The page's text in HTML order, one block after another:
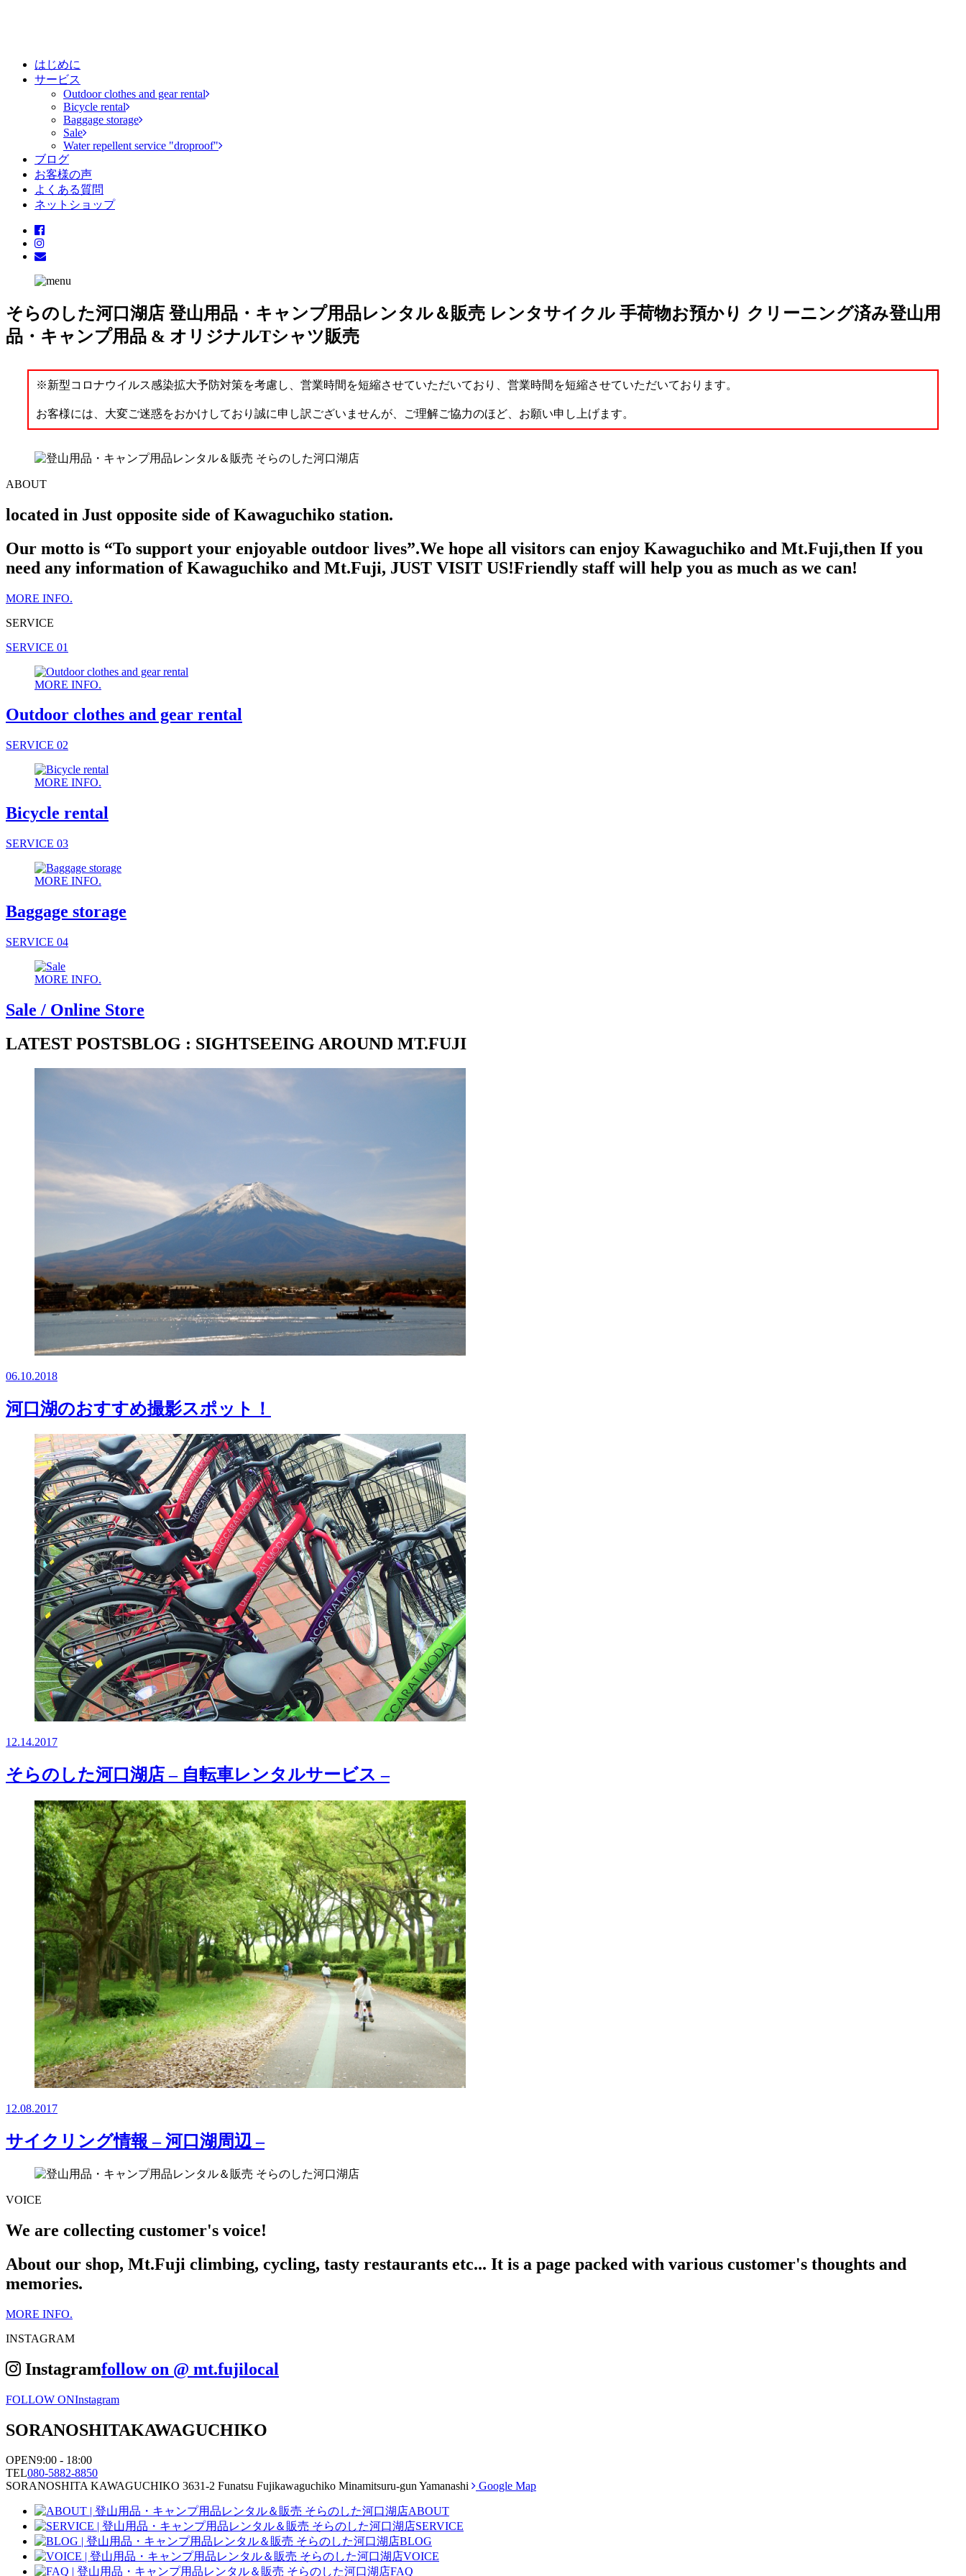
はじめに
サービス
Outdoor clothes and gear rental
Bicycle rental
Baggage storage
Sale
Water repellent service "droproof"
ブログ
お客様の声
よくある質問
ネットショップ
そらのした河口湖店 登山用品・キャンプ用品レンタル＆販売 レンタサイクル 手荷物お預かり クリーニング済み登山用
品・キャンプ用品 & オリジナルTシャツ販売
※新型コロナウイルス感染拡大予防対策を考慮し、営業時間を短縮させていただいており、営業時間を短縮させていただいております。
お客様には、大変ご迷惑をおかけしており誠に申し訳ございませんが、ご理解ご協力のほど、お願い申し上げます。
ABOUT
located in Just opposite side of Kawaguchiko station.
Our motto is “To support your enjoyable outdoor lives”.We hope all visitors can enjoy Kawaguchiko and Mt.Fuji,then If you
need any information of Kawaguchiko and Mt.Fuji, JUST VISIT US!Friendly staff will help you as much as we can!
MORE INFO.
SERVICE
SERVICE 01
MORE INFO.
Outdoor clothes and gear rental
SERVICE 02
MORE INFO.
Bicycle rental
SERVICE 03
MORE INFO.
Baggage storage
SERVICE 04
MORE INFO.
Sale / Online Store
LATEST POSTSBLOG : SIGHTSEEING AROUND MT.FUJI
06.10.2018
河口湖のおすすめ撮影スポット！
12.14.2017
そらのした河口湖店 – 自転車レンタルサービス –
12.08.2017
サイクリング情報 – 河口湖周辺 –
VOICE
We are collecting customer's voice!
About our shop, Mt.Fuji climbing, cycling, tasty restaurants etc... It is a page packed with various customer's thoughts and
memories.
MORE INFO.
INSTAGRAM
Instagramfollow on @ mt.fujilocal
FOLLOW ONInstagram
SORANOSHITAKAWAGUCHIKO
OPEN9:00 - 18:00
TEL080-5882-8850
SORANOSHITA KAWAGUCHIKO 3631-2 Funatsu Fujikawaguchiko Minamitsuru-gun Yamanashi Google Map
ABOUT
SERVICE
BLOG
VOICE
FAQ